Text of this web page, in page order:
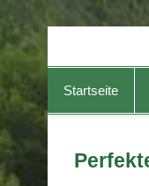
Startseite